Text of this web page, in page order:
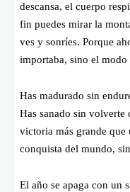
descansa, el cuerpo
fin puedes mirar la
ves y sonríes. Porque
importaba, sino el
Has madurado sin
Has sanado sin
victoria más grande
conquista del mundo,
El año se apaga con un